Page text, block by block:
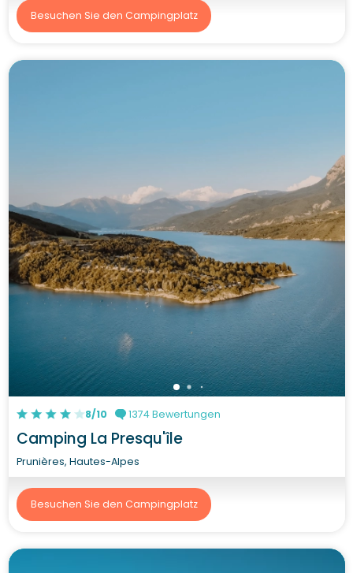
Besuchen Sie den Campingplatz
8/10 1374 Bewertungen
Camping La Presqu'île
Prunières, Hautes-Alpes
Besuchen Sie den Campingplatz